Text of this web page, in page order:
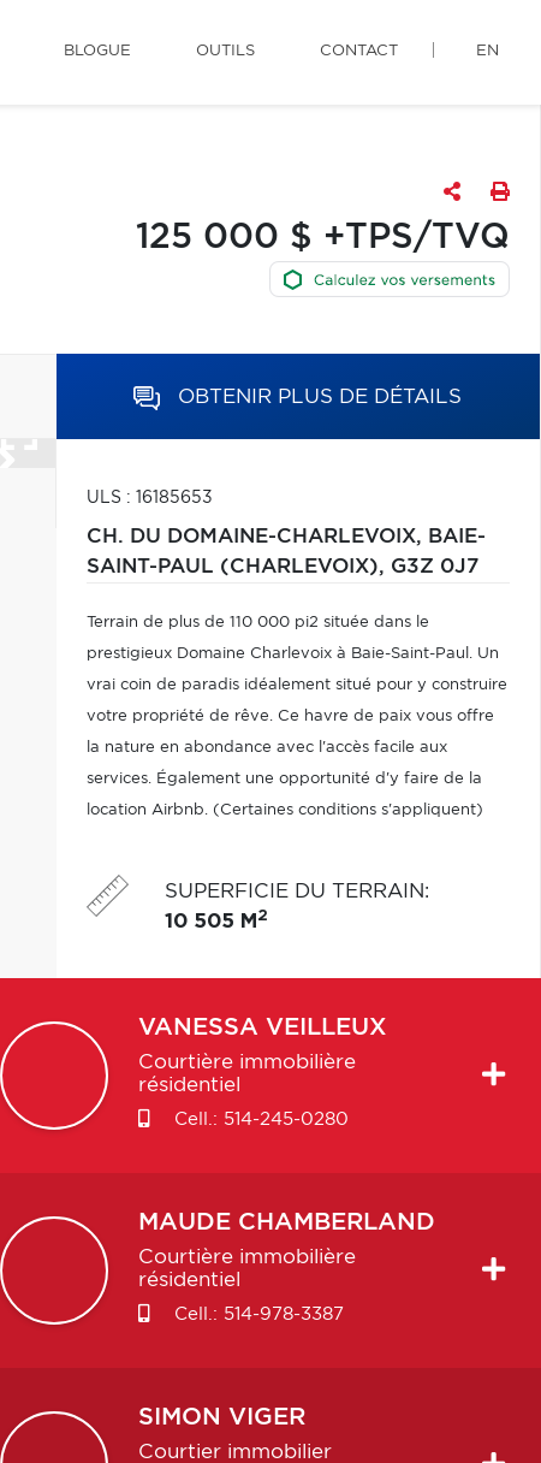
BLOGUE OUTILS CONTACT EN
125 000 $ +TPS/TVQ
OBTENIR PLUS DE DÉTAILS
ULS : 16185653
CH. DU DOMAINE-CHARLEVOIX, BAIE-
SAINT-PAUL (CHARLEVOIX), G3Z 0J7
Terrain de plus de 110 000 pi2 située dans le
prestigieux Domaine Charlevoix à Baie-Saint-Paul. Un
vrai coin de paradis idéalement situé pour y construire
votre propriété de rêve. Ce havre de paix vous offre
la nature en abondance avec l'accès facile aux
services. Également une opportunité d'y faire de la
location Airbnb. (Certaines conditions s'appliquent)
SUPERFICIE DU TERRAIN:
10 505 M 2
VANESSA VEILLEUX
Courtière immobilière
résidentiel
Cell.: 514-245-0280
MAUDE CHAMBERLAND
Courtière immobilière
résidentiel
Cell.: 514-978-3387
SIMON VIGER
Courtier immobilier